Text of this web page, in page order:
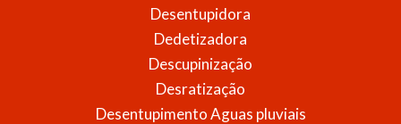
Desentupidora
Dedetizadora
Descupinização
Desratização
Desentupimento Aguas pluviais